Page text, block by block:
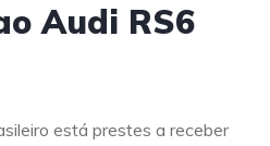
Audi RS6
está prestes a receber